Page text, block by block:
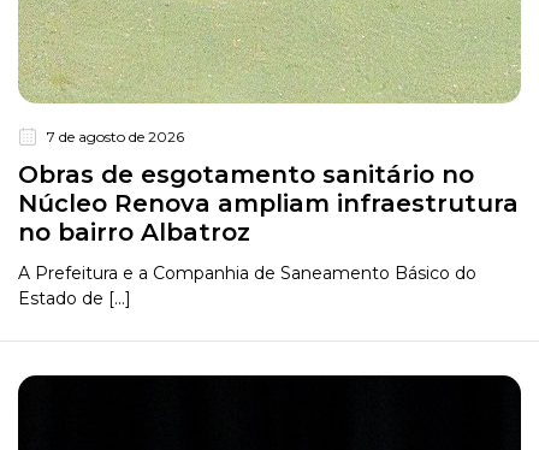
7 de agosto de 2026
Obras de esgotamento sanitário no
Núcleo Renova ampliam infraestrutura
no bairro Albatroz
A Prefeitura e a Companhia de Saneamento Básico do
Estado de [...]